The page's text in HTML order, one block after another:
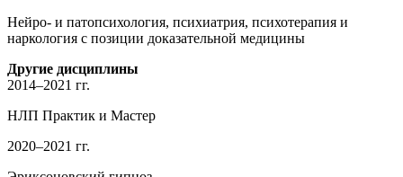
Нейро- и патопсихология, психиатрия, психотерапия и
наркология с позиции доказательной медицины
Другие дисциплины
2014–2021 гг.
НЛП Практик и Мастер
2020–2021 гг.